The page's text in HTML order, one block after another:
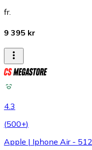
fr.
9 395 kr
4.3
(500+)
Apple | Iphone Air -